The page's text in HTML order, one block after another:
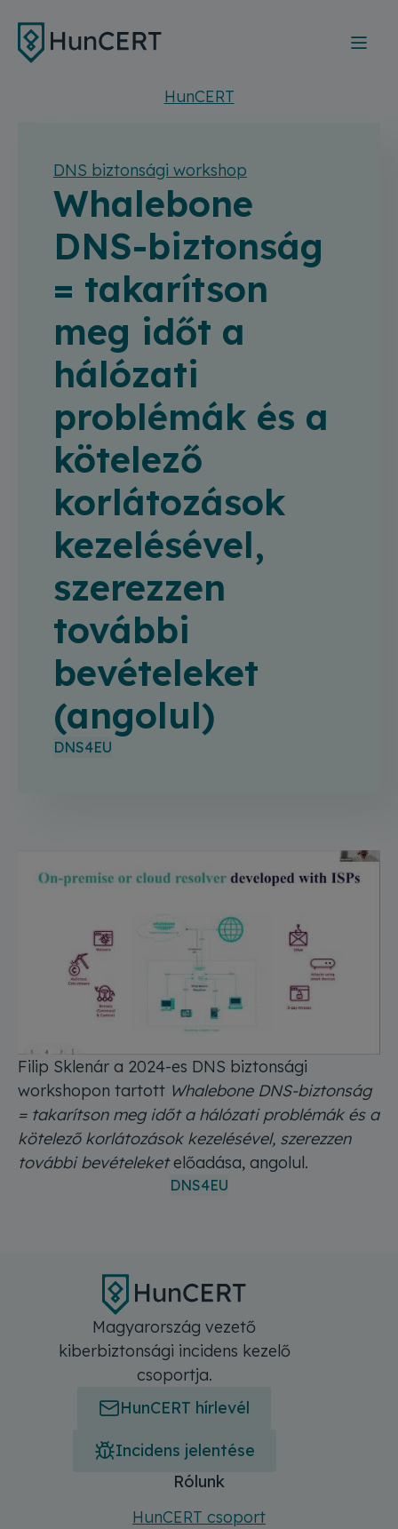
HunCERT
DNS biztonsági workshop
Whalebone
DNS-biztonság
= takarítson
meg időt a
hálózati
problémák és a
kötelező
korlátozások
kezelésével,
szerezzen
további
bevételeket
(angolul)
DNS4EU
Filip Sklenár a 2024-es DNS biztonsági
workshopon tartott Whalebone DNS-biztonság
= takarítson meg időt a hálózati problémák és a
kötelező korlátozások kezelésével, szerezzen
további bevételeketelőadása, angolul.
DNS4EU
Magyarország vezető
kiberbiztonsági incidens kezelő
csoportja.
HunCERT hírlevél
Incidens jelentése
Rólunk
HunCERT csoport